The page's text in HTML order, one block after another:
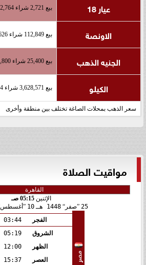
عيار 18 بيع 2,721 شراء 2,764
الاونصة بيع 112,849 شراء 114,626
الجنيه الذهب بيع 25,400 شراء 25,800
الكيلو بيع 3,628,571 شراء 3,685,714
سعر الذهب بمحلات الصاغة تختلف بين منطقة وأخرى
مواقيت الصلاة
الإثنين 05:15 صـ
25
صفر 1448 هـ 10 أغسطس
مصر
الفجر
03:44
الشروق
05:19
الظهر
12:00
العصر
15:37